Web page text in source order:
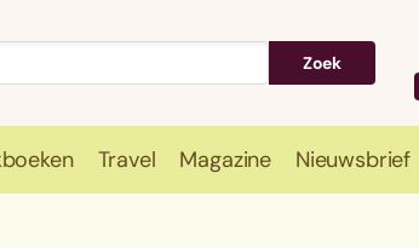
Zoek
Travel Magazine Nieuwsbrief